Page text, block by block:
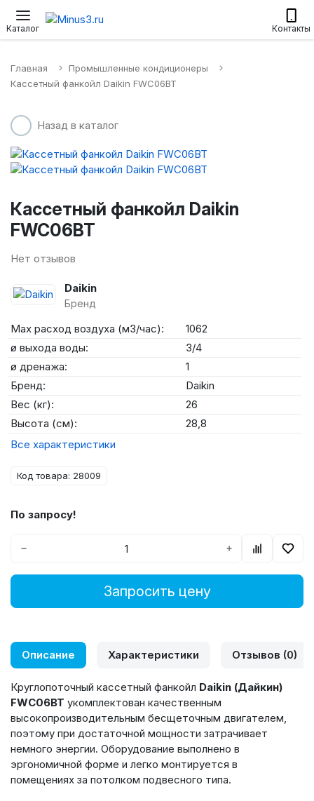
Каталог Контакты
Настенные сплит-системы
Главная
Промышленные кондиционеры
Кассетный фанкойл Daikin FWC06BT
Назад в каталог
Кассетный фанкойл Daikin
FWC06BT
Нет отзывов
Daikin
Бренд
Max расход воздуха (м3/час):
1062
ø выхода воды:
3/4
ø дренажа:
1
Бренд:
Daikin
Вес (кг):
26
Высота (см):
28,8
Все характеристики
Код товара: 28009
По запросу!
− +
Запросить цену
Описание Характеристики Отзывов (0)
Круглопоточный кассетный фанкойл Daikin (Дайкин)
FWC06BT укомплектован качественным
высокопроизводительным бесщеточным двигателем,
поэтому при достаточной мощности затрачивает
немного энергии. Оборудование выполнено в
эргономичной форме и легко монтируется в
помещениях за потолком подвесного типа.